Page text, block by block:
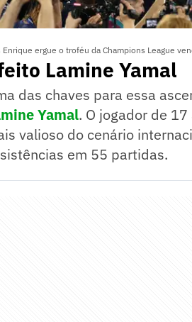
Enrique ergue o troféu da Champions League
Lamine Yamal
das chaves para essa
Yamal. O jogador de
valioso do cenário
em 55 partidas.